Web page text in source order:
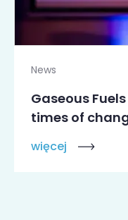
News
Gaseous
times of
więcej